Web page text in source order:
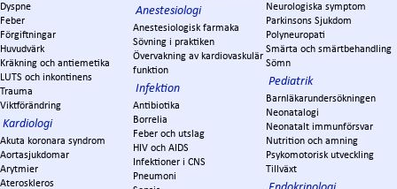
Dyspne
Feber
Förgiftningar
Huvudvärk
Kräkning och antiemetika
LUTS och inkontinens
Trauma
Viktförändring
Kardiologi
Akuta koronara syndrom
Aortasjukdomar
Arytmier
Ateroskleros
Anestesiologi
Anestesiologisk farmaka
Sövning i praktiken
Övervakning av kardiovaskulär
funktion
Infektion
Antibiotika
Borrelia
Feber och utslag
HIV och AIDS
Infektioner i CNS
Pneumoni
Neurologiska symptom
Parkinsons Sjukdom
Polyneuropati
Smärta och smärtbehandling
Sömn
Pediatrik
Barnläkarundersökningen
Neonatalogi
Neonatalt immunförsvar
Nutrition och amning
Psykomotorisk utveckling
Tillväxt